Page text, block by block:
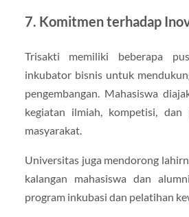
7. Komitmen terhadap
Trisakti memiliki beberapa
inkubator bisnis untuk
pengembangan. Mahasiswa
kegiatan ilmiah, kompetisi, dan
masyarakat.
Universitas juga mendorong
kalangan mahasiswa dan
program inkubasi dan pelatihan